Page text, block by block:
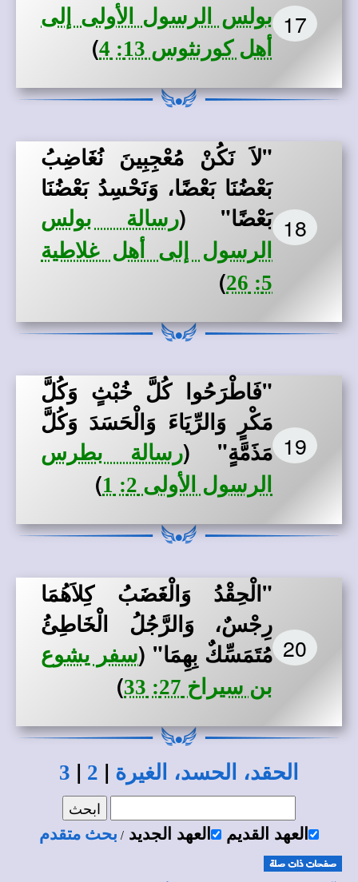
17 بولس الرسول الأولى إلى
أهل كورنثوس 13: 4
)
18
"لاَ نَكُنْ مُعْجِبِينَ نُغَاضِبُ
بَعْضُنَا بَعْضًا، وَنَحْسِدُ بَعْضُنَا
بَعْضًا" (رسالة بولس
الرسول إلى أهل غلاطية
5: 26
)
19
"فَاطْرَحُوا كُلَّ خُبْثٍ وَكُلَّ
مَكْرٍ وَالرِّيَاءَ وَالْحَسَدَ وَكُلَّ
مَذَمَّةٍ" (رسالة بطرس
الرسول الأولى 2: 1
)
20
"الْحِقْدُ وَالْغَضَبُ كِلاَهُمَا
رِجْسٌ، وَالرَّجُلُ الْخَاطِئُ
مُتَمَسِّكٌ بِهِمَا" (سفر يشوع
بن سيراخ 27: 33
)
الحقد، الحسد، الغيرة |
2
|
3
العهد القديم العهد الجديد / بحث متقدم